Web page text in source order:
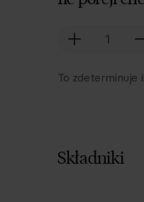
To zdeterminuje
Składniki